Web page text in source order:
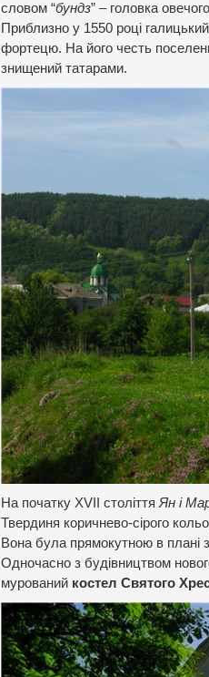
словом “бундз” – головка
Приблизно у 1550 році
фортецю. На його честь
знищений татарами.
На початку XVII століттяЯн і
Твердиня коричнево-сірого
Вона була прямокутною в плані
Одночасно з будівництвом
мурований костел Святого